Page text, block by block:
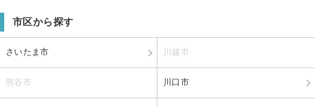
市区から探す
さいたま市 川越市
熊谷市 川口市